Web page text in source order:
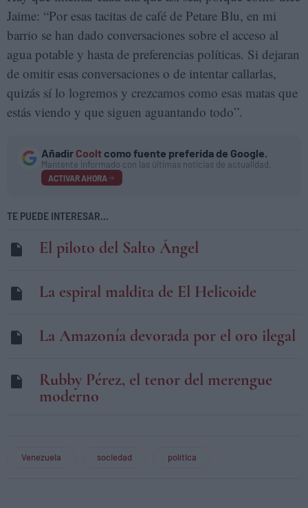
Jaime: “Por esas tacitas de café de Petare Blu, en mi
barrio se han dado conversaciones sobre el acceso al
agua potable y hasta de preferencias políticas. Si dejaran
de omitir esas conversaciones o de intentar callarlas,
quizás sí lo logremos y crezcamos como esas matas que
estás viendo y que siguen aguantando todo”.
Añadir Coolt como fuente preferida de Google.
Mantente informado con las últimas noticias de actualidad.
ACTIVAR AHORA
TE PUEDE INTERESAR...
El piloto del Salto Ángel
La espiral maldita de El Helicoide
La Amazonía devorada por el oro ilegal
Rubby Pérez, el tenor del merengue
moderno
Venezuela sociedad política